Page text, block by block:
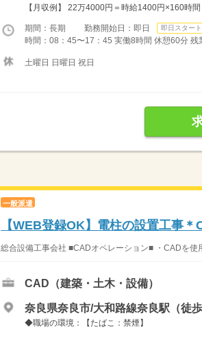
【月収例】 22万4000円＝時給1400円×160時
期間：長期 勤務開始日：即日 即日スタート
時間：08：45〜17：45 実働8時間 休憩60分 残
土曜日 日曜日 祝日
一般派遣
【WEB登録OK】電柱の設置工事＊
総合設備工事会社 ■CADオペレーション■ ・CADを
CAD（建築・土木・設備）
奈良県奈良市/大和路線奈良駅（徒歩
◆職場の環境：【たばこ：禁煙】